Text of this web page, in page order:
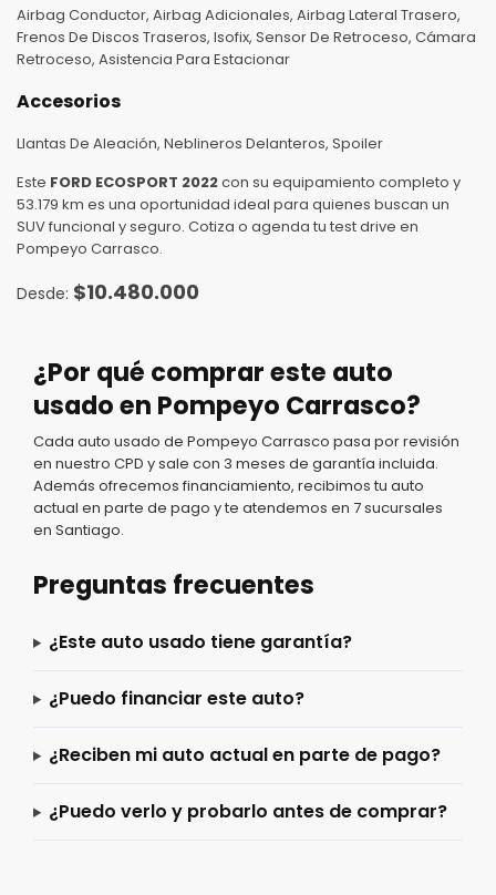
Airbag Conductor, Airbag Adicionales, Airbag Lateral Trasero,
Frenos De Discos Traseros, Isofix, Sensor De Retroceso, Cámara
Retroceso, Asistencia Para Estacionar
Accesorios
Llantas De Aleación, Neblineros Delanteros, Spoiler
Este FORD ECOSPORT 2022con su equipamiento completo y
53.179 km es una oportunidad ideal para quienes buscan un
SUV funcional y seguro. Cotiza o agenda tu test drive en
Pompeyo Carrasco.
$10.480.000
¿Por qué comprar este auto
usado en Pompeyo Carrasco?
Cada auto usado de Pompeyo Carrasco pasa por revisión
en nuestro CPD y sale con 3 meses de garantía incluida.
Además ofrecemos financiamiento, recibimos tu auto
actual en parte de pago y te atendemos en 7 sucursales
en Santiago.
Preguntas frecuentes
¿Este auto usado tiene garantía?
¿Puedo financiar este auto?
¿Reciben mi auto actual en parte de pago?
¿Puedo verlo y probarlo antes de comprar?